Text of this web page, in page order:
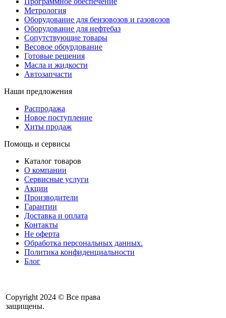
Метрология
Оборудование для бензовозов и газовозов
Оборудование для нефтебаз
Сопутствующие товары
Весовое обоурдование
Готовые решения
Масла и жидкости
Автозапчасти
Наши предложения
Распродажа
Новое поступление
Хиты продаж
Помощь и сервисы
Каталог товаров
О компании
Сервисные услуги
Акции
Производители
Гарантии
Доставка и оплата
Контакты
Не оферта
Обработка персональных данных.
Политика конфиденциальности
Блог
Copyright 2024 © Все права
защищены.